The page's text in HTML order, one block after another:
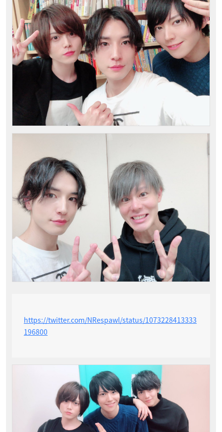
https://twitter.com/NRespawl/status/1073228413333
196800